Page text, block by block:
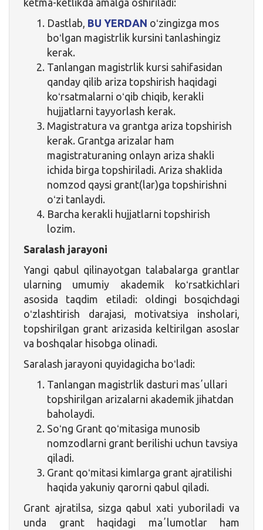
Dastlab, BU YERDAN oʻzingizga mos
boʻlgan magistrlik kursini tanlashingiz
kerak.
Tanlangan magistrlik kursi sahifasidan
qanday qilib ariza topshirish haqidagi
koʻrsatmalarni oʻqib chiqib, kerakli
hujjatlarni tayyorlash kerak.
Magistratura va grantga ariza topshirish
kerak. Grantga arizalar ham
magistraturaning onlayn ariza shakli
ichida birga topshiriladi. Ariza shaklida
nomzod qaysi grant(lar)ga topshirishni
oʻzi tanlaydi.
Barcha kerakli hujjatlarni topshirish
lozim.
Saralash jarayoni
Yangi qabul qilinayotgan talabalarga grantlar
ularning umumiy akademik koʻrsatkichlari
asosida taqdim etiladi: oldingi bosqichdagi
oʻzlashtirish darajasi, motivatsiya insholari,
topshirilgan grant arizasida keltirilgan asoslar
va boshqalar hisobga olinadi.
Saralash jarayoni quyidagicha boʻladi:
Tanlangan magistrlik dasturi masʼullari
topshirilgan arizalarni akademik jihatdan
baholaydi.
Soʻng Grant qoʻmitasiga munosib
nomzodlarni grant berilishi uchun tavsiya
qiladi.
Grant qoʻmitasi kimlarga grant ajratilishi
haqida yakuniy qarorni qabul qiladi.
Grant ajratilsa, sizga qabul xati yuboriladi va
unda grant haqidagi maʼlumotlar ham